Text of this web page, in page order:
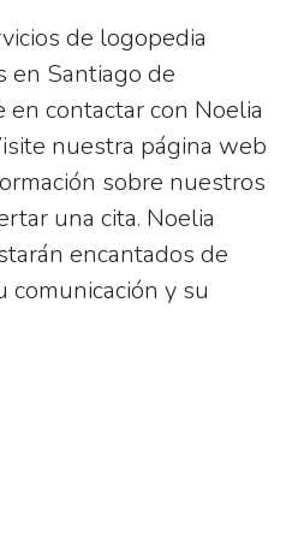
de logopedia
en Santiago de
contactar con Noelia
nuestra página web
sobre nuestros
una cita. Noelia
encantados de
comunicación y su